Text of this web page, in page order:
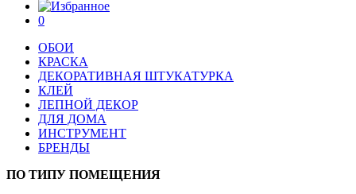
0
ОБОИ
КРАСКА
ДЕКОРАТИВНАЯ ШТУКАТУРКА
КЛЕЙ
ЛЕПНОЙ ДЕКОР
ДЛЯ ДОМА
ИНСТРУМЕНТ
БРЕНДЫ
ПО ТИПУ ПОМЕЩЕНИЯ